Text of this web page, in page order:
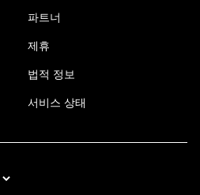
파트너
제휴
법적 정보
서비스 상태